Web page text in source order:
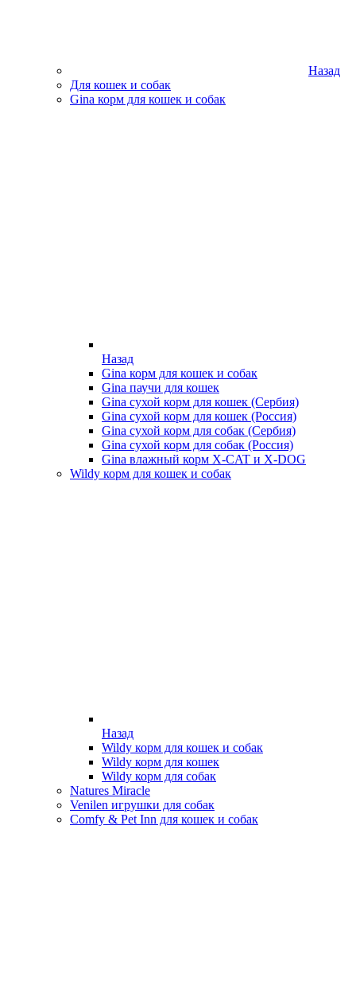
Назад
Для кошек и собак
Gina корм для кошек и собак
Назад
Gina корм для кошек и собак
Gina паучи для кошек
Gina сухой корм для кошек (Сербия)
Gina сухой корм для кошек (Россия)
Gina сухой корм для собак (Сербия)
Gina сухой корм для собак (Россия)
Gina влажный корм X-CAT и X-DOG
Wildy корм для кошек и собак
Назад
Wildy корм для кошек и собак
Wildy корм для кошек
Wildy корм для собак
Natures Miracle
Venilen игрушки для собак
Comfy & Pet Inn для кошек и собак